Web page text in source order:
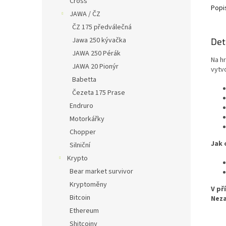
JAWA / ČZ
ČZ 175 předválečná
Jawa 250 kývačka
JAWA 250 Pérák
JAWA 20 Pionýr
Babetta
Čezeta 175 Prase
Endruro
Motorkářky
Chopper
Silniční
Krypto
Bear market survivor
Kryptoměny
Bitcoin
Ethereum
Shitcoiny
Na
Jak
V